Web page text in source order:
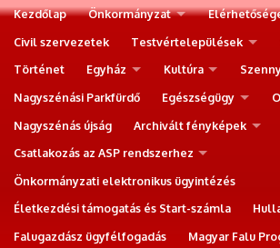
Kezdőlap Önkormányzat
Civil szervezetek
Testvértelepülések
Történet
Egyház Kultúra
Nagyszénási Parkfürdő
Egészségügy
Nagyszénás újság
Archivált fényképek
Csatlakozás az ASP rendszerhez
Önkormányzati elektronikus ügyintézés
Életkezdési támogatás és Start-számla
Falugazdász ügyfélfogadás
Magyar Falu